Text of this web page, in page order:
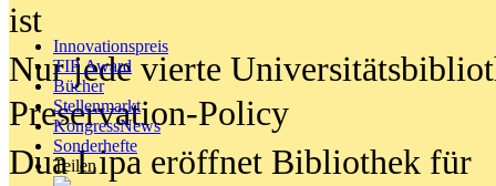
Innovationspreis
TIP Award
Bücher
Stellenmarkt
KongressNews
Sonderhefte
Teilen
ist
Nur jede vierte
Preservation-Policy
Dua Lipa eröffnet Bibliothek für